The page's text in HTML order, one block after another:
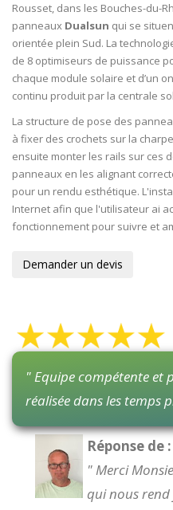
Rousset, dans les Bouches-du-
panneaux Dualsun qui se
orientée plein Sud. La
de 8 optimiseurs de puissance
chaque module solaire et d’un
continu produit par la centrale
La structure de pose des
à fixer des crochets sur la
ensuite monter les rails sur ces
panneaux en les alignant
pour un rendu esthétique.
Internet afin que l'utilisateur ai
fonctionnement pour suivre et
Demander un devis
" Equipe compétente et
réalisée dans les temps
Réponse
" Merci
qui nous rend